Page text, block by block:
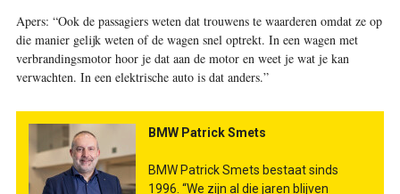
Apers: “Ook de passagiers weten dat trouwens te waarderen omdat ze op
die manier gelijk weten of de wagen snel optrekt. In een wagen met
verbrandingsmotor hoor je dat aan de motor en weet je wat je kan
verwachten. In een elektrische auto is dat anders.”
BMW Patrick Smets
BMW Patrick Smets bestaat sinds
1996. “We zijn al die jaren blijven